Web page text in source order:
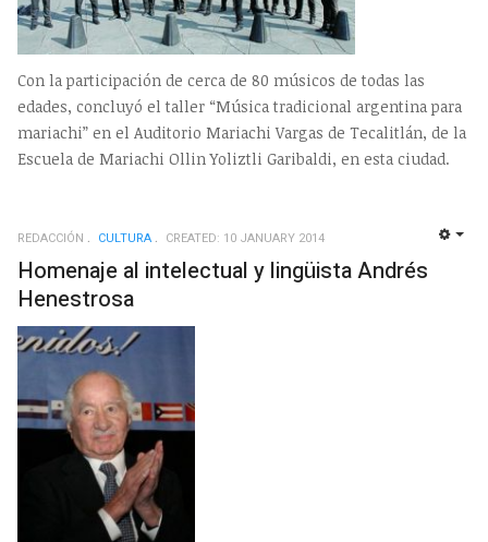
Con la participación de cerca de 80 músicos de todas las
edades, concluyó el taller “Música tradicional argentina para
mariachi” en el Auditorio Mariachi Vargas de Tecalitlán, de la
Escuela de Mariachi Ollin Yoliztli Garibaldi, en esta ciudad.
REDACCIÓN CULTURA CREATED: 10 JANUARY 2014
Homenaje al intelectual y lingüista Andrés
Henestrosa